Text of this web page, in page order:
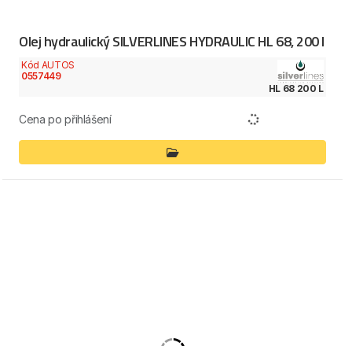
Olej hydraulický SILVERLINES HYDRAULIC HL 68, 200 l
Kód AUTOS
0557449
HL 68 200 L
Cena po přihlášení